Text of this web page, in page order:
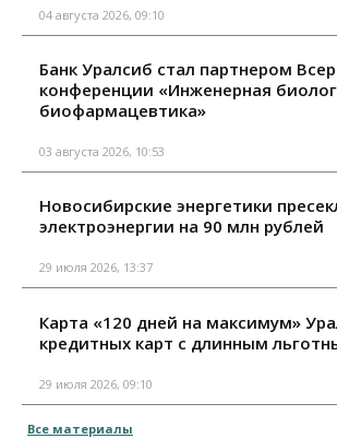
04 августа 2026, 09:10
Банк Уралсиб стал партнером
конференции «Инженерная
биофармацевтика»
03 августа 2026, 10:53
Новосибирские энергетики
электроэнергии на 90 млн рублей
29 июля 2026, 13:37
Карта «120 дней на максимум»
кредитных карт с длинным
29 июля 2026, 09:10
Все материалы